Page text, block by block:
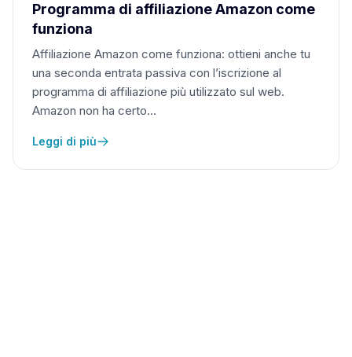
Programma di affiliazione Amazon come
funziona
Affiliazione Amazon come funziona: ottieni anche tu
una seconda entrata passiva con l’iscrizione al
programma di affiliazione più utilizzato sul web.
Amazon non ha certo…
Leggi di più